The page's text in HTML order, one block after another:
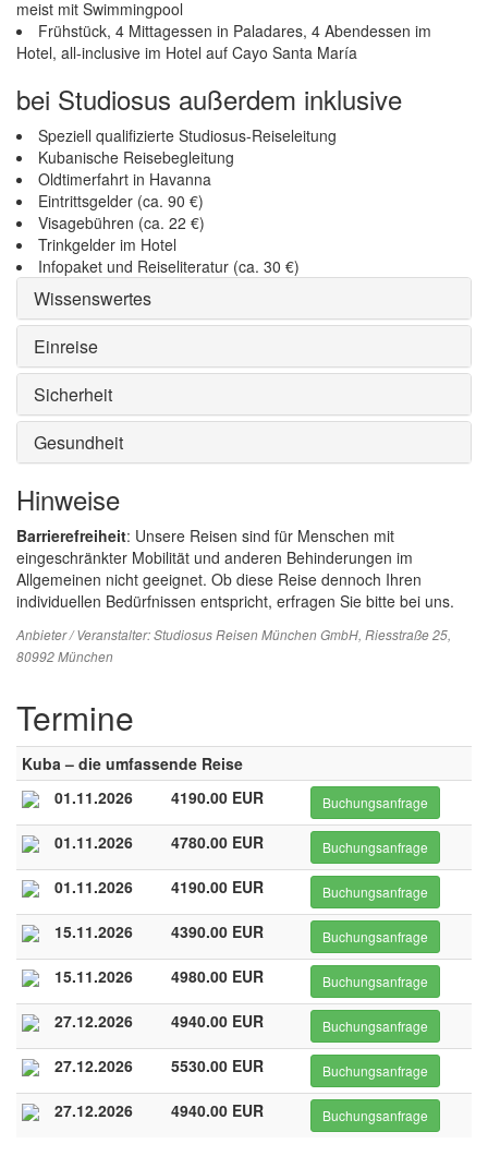
meist mit Swimmingpool
Frühstück, 4 Mittagessen in Paladares, 4 Abendessen im
Hotel, all-inclusive im Hotel auf Cayo Santa María
bei Studiosus außerdem inklusive
Speziell qualifizierte Studiosus-Reiseleitung
Kubanische Reisebegleitung
Oldtimerfahrt in Havanna
Eintrittsgelder (ca. 90 €)
Visagebühren (ca. 22 €)
Trinkgelder im Hotel
Infopaket und Reiseliteratur (ca. 30 €)
Wissenswertes
Einreise
Sicherheit
Gesundheit
Hinweise
Barrierefreiheit: Unsere Reisen sind für Menschen mit
eingeschränkter Mobilität und anderen Behinderungen im
Allgemeinen nicht geeignet. Ob diese Reise dennoch Ihren
individuellen Bedürfnissen entspricht, erfragen Sie bitte bei uns.
Anbieter / Veranstalter:Studiosus Reisen München GmbH, Riesstraße 25,
80992 München
Termine
Kuba – die umfassende Reise
01.11.2026
4190.00 EUR Buchungsanfrage
01.11.2026 4780.00 EUR Buchungsanfrage
01.11.2026 4190.00 EUR Buchungsanfrage
15.11.2026 4390.00 EUR Buchungsanfrage
15.11.2026 4980.00 EUR Buchungsanfrage
27.12.2026 4940.00 EUR Buchungsanfrage
27.12.2026 5530.00 EUR Buchungsanfrage
27.12.2026 4940.00 EUR Buchungsanfrage